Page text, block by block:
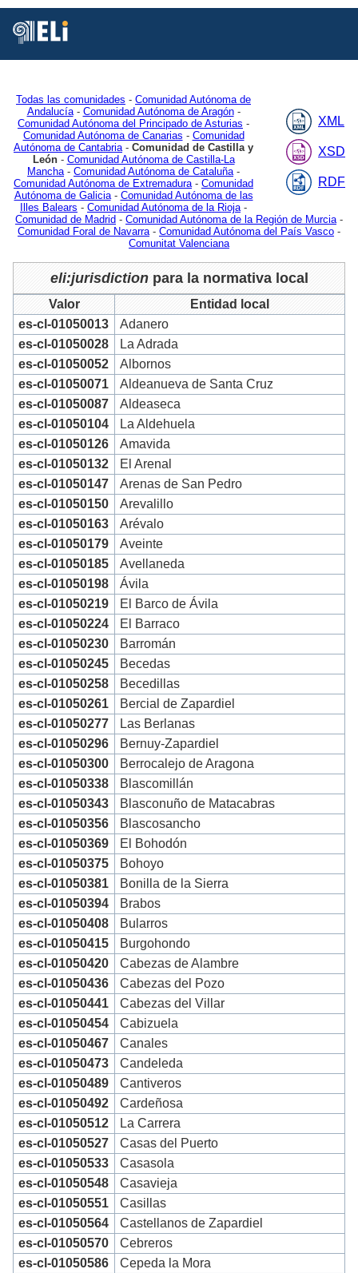
XML
XSD
RDF
Todas las comunidades - Comunidad Autónoma de
Andalucía- Comunidad Autónoma de Aragón-
Comunidad Autónoma del Principado de Asturias -
Comunidad Autónoma de Canarias - Comunidad
Autónoma de Cantabria - Comunidad de Castilla y
León- Comunidad Autónoma de Castilla-La
Mancha - Comunidad Autónoma de Cataluña -
Comunidad Autónoma de Extremadura - Comunidad
Autónoma de Galicia- Comunidad Autónoma de las
Illes Balears - Comunidad Autónoma de la Rioja -
Comunidad de Madrid - Comunidad Autónoma de la Región de Murcia -
Comunidad Foral de Navarra - Comunidad Autónoma del País Vasco -
Comunitat Valenciana
eli:jurisdictionpara la normativa local
Valor
Entidad local
es-cl-01050013
Adanero
es-cl-01050028
La Adrada
es-cl-01050052
Albornos
es-cl-01050071
Aldeanueva de Santa Cruz
es-cl-01050087
Aldeaseca
es-cl-01050104
La Aldehuela
es-cl-01050126
Amavida
es-cl-01050132
El Arenal
es-cl-01050147
Arenas de San Pedro
es-cl-01050150
Arevalillo
es-cl-01050163
Arévalo
es-cl-01050179
Aveinte
es-cl-01050185
Avellaneda
es-cl-01050198
Ávila
es-cl-01050219
El Barco de Ávila
es-cl-01050224
El Barraco
es-cl-01050230
Barromán
es-cl-01050245
Becedas
es-cl-01050258
Becedillas
es-cl-01050261
Bercial de Zapardiel
es-cl-01050277
Las Berlanas
es-cl-01050296
Bernuy-Zapardiel
es-cl-01050300
Berrocalejo de Aragona
es-cl-01050338
Blascomillán
es-cl-01050343
Blasconuño de Matacabras
es-cl-01050356
Blascosancho
es-cl-01050369
El Bohodón
es-cl-01050375
Bohoyo
es-cl-01050381
Bonilla de la Sierra
es-cl-01050394
Brabos
es-cl-01050408
Bularros
es-cl-01050415
Burgohondo
es-cl-01050420
Cabezas de Alambre
es-cl-01050436
Cabezas del Pozo
es-cl-01050441
Cabezas del Villar
es-cl-01050454
Cabizuela
es-cl-01050467
Canales
es-cl-01050473
Candeleda
es-cl-01050489
Cantiveros
es-cl-01050492
Cardeñosa
es-cl-01050512
La Carrera
es-cl-01050527
Casas del Puerto
es-cl-01050533
Casasola
es-cl-01050548
Casavieja
es-cl-01050551
Casillas
es-cl-01050564
Castellanos de Zapardiel
es-cl-01050570
Cebreros
es-cl-01050586
Cepeda la Mora